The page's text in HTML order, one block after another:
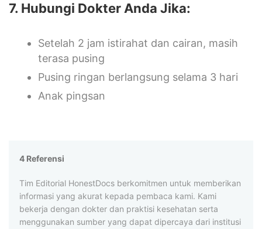
7. Hubungi Dokter Anda Jika:
Setelah 2 jam istirahat dan cairan, masih
terasa pusing
Pusing ringan berlangsung selama 3 hari
Anak pingsan
4 Referensi
Tim Editorial HonestDocs berkomitmen untuk memberikan
informasi yang akurat kepada pembaca kami. Kami
bekerja dengan dokter dan praktisi kesehatan serta
menggunakan sumber yang dapat dipercaya dari institusi